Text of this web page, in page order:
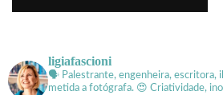
ligiafascioni
🗣 Palestrante, engenheira, escritora,
metida a fotógrafa. 😍 Criatividade,